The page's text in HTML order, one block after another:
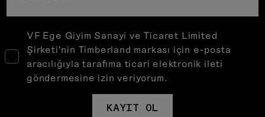
VF Ege Giyim Sanayi ve Ticaret Limited
Şirketi’nin Timberland markası için e-posta
aracılığıyla tarafıma ticari elektronik ileti
göndermesine izin veriyorum.
KAYIT OL